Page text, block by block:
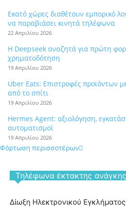
Εκατό χώρες διαθέτουν εμπορικό
να παραβιάσει κινητά τηλέφωνα
22 Απριλίου 2026
Η Deepseek αναζητά για πρώτη
χρηματοδότηση
19 Απριλίου 2026
Uber Eats: Επιστροφές προϊόντων
από το σπίτι
19 Απριλίου 2026
Hermes Agent: αξιολόγηση,
αυτοματισμοί
19 Απριλίου 2026
Φόρτωση περισσοτέρων
Tηλέφωνα έκτακτης ανάγκης
Δίωξη Ηλεκτρονικού